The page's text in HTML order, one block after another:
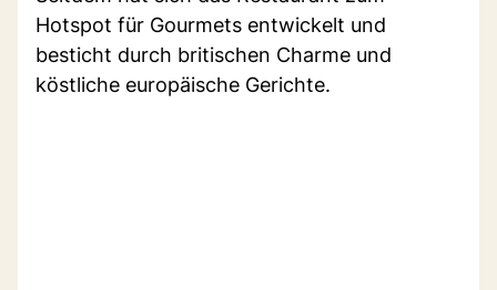
Hotspot für Gourmets entwickelt und
besticht durch britischen Charme und
köstliche europäische Gerichte.